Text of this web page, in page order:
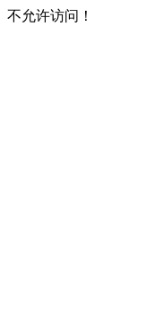
不允许访问！